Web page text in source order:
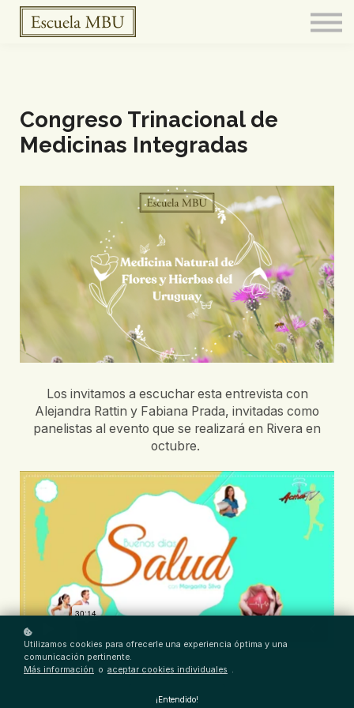
FERMENTARIO
Meditación
CONTACTO
Congreso Trinacional de
Medicinas Integradas
Los invitamos a escuchar esta entrevista con
Alejandra Rattin y Fabiana Prada, invitadas como
panelistas al evento que se realizará en Rivera en
octubre.
Utilizamos cookies para ofrecerle una experiencia óptima y una
comunicación pertinente.
Más información o aceptar cookies individuales .
¡Entendido!